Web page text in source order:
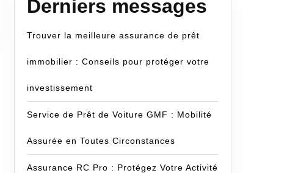
Derniers messages
Trouver la meilleure assurance de prêt
immobilier : Conseils pour protéger votre
investissement
Service de Prêt de Voiture GMF : Mobilité
Assurée en Toutes Circonstances
Assurance RC Pro : Protégez Votre Activité